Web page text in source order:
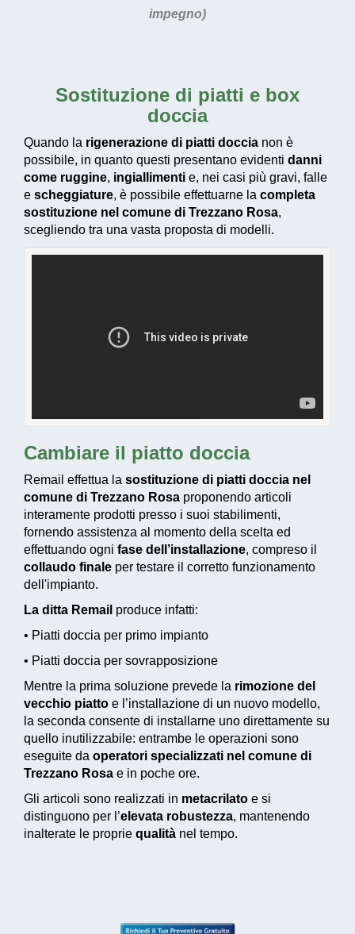
impegno)
Sostituzione di piatti e box
doccia
Quando la rigenerazione di piatti doccia non è
possibile, in quanto questi presentano evidenti danni
come ruggine, ingiallimenti e, nei casi più gravi, falle
e scheggiature, è possibile effettuarne la completa
sostituzione nel comune di Trezzano Rosa,
scegliendo tra una vasta proposta di modelli.
Cambiare il piatto doccia
Remail effettua la sostituzione di piatti doccia nel
comune di Trezzano Rosa proponendo articoli
interamente prodotti presso i suoi stabilimenti,
fornendo assistenza al momento della scelta ed
effettuando ogni fase dell’installazione, compreso il
collaudo finale per testare il corretto funzionamento
dell'impianto.
La ditta Remail produce infatti:
• Piatti doccia per primo impianto
• Piatti doccia per sovrapposizione
Mentre la prima soluzione prevede la rimozione del
vecchio piatto e l’installazione di un nuovo modello,
la seconda consente di installarne uno direttamente su
quello inutilizzabile: entrambe le operazioni sono
eseguite da operatori specializzati nel comune di
Trezzano Rosa e in poche ore.
Gli articoli sono realizzati in metacrilato e si
distinguono per l’elevata robustezza, mantenendo
inalterate le proprie qualità nel tempo.